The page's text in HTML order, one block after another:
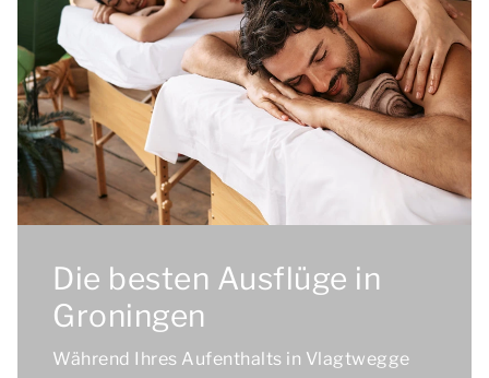
Die besten Ausflüge in
Groningen
Während Ihres Aufenthalts in Vlagtwegge